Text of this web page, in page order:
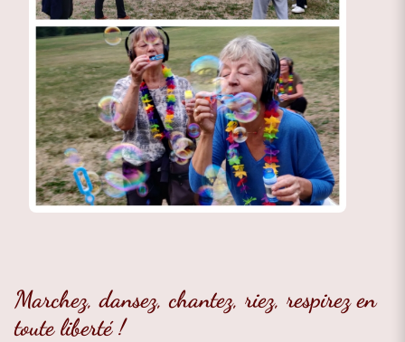
Marchez, dansez, chantez, riez, respirez en
toute liberté !